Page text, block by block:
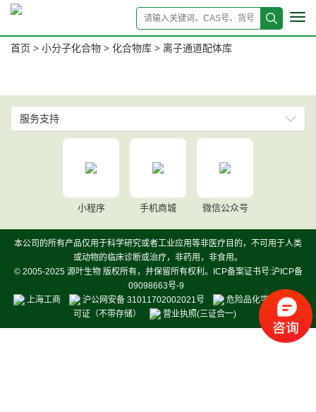
首页 > 小分子化合物 > 化合物库 > 离子通道配体库
服务支持
小程序 手机商城 微信公众号
本公司的所有产品仅用于科学研究或者工业应用等非医疗目的，不可用于人类
或动物的临床诊断或治疗，非药用，非食用。
© 2005-2025 源叶生物 版权所有，并保留所有权利。ICP备案证书号:沪ICP备
09098663号-9
上海工商
沪公网安备 31011702002021号
危险品化学品经营许
可证（不带存储）
营业执照(三证合一)